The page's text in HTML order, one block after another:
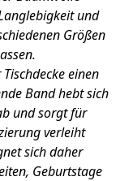
und
Größen
einen
Band hebt sich
und sorgt für
verleiht
sich daher
Geburtstage